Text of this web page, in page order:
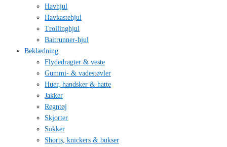
Havhjul
Havkastehjul
Trollinghjul
Baitrunner-hjul
Beklædning
Flydedragter & veste
Gummi- & vadestøvler
Huer, handsker & hatte
Jakker
Regntøj
Skjorter
Sokker
Shorts, knickers & bukser